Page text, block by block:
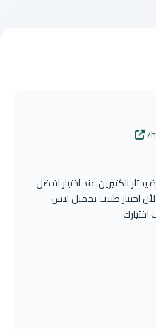
الكثيرين عند اختيار افضل
اختيار طبيب تجميل ليس